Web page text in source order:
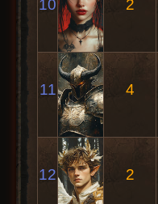
10 2
11 4
12 2